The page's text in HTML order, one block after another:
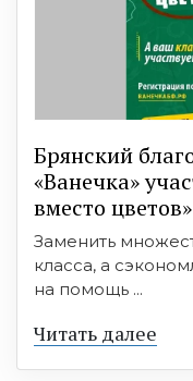
Брянский
«Ванечка»
вместо цветов»
Заменить
класса, а
на помощь ...
Читать далее